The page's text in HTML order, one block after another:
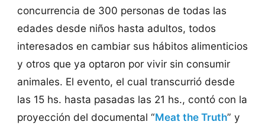
concurrencia de 300 personas de todas las
edades desde niños hasta adultos, todos
interesados en cambiar sus hábitos alimenticios
y otros que ya optaron por vivir sin consumir
animales. El evento, el cual transcurrió desde
las 15 hs. hasta pasadas las 21 hs., contó con la
proyección del documental “Meat the Truth” y